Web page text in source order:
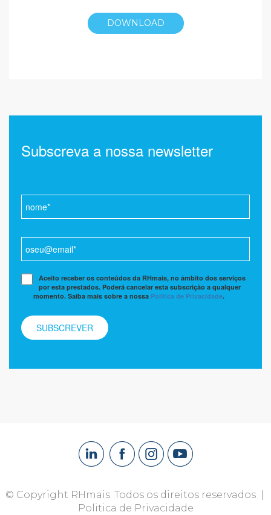
DOWNLOAD
Subscreva a nossa newsletter
Aceito receber os conteúdos da RHmais, no âmbito dos serviços
por esta prestados. Poderá cancelar esta subscrição a qualquer
momento. Saiba mais sobre a nossa Política de Privacidade.
© Copyright RHmais. Todos os direitos reservados |
Politica de Privacidade